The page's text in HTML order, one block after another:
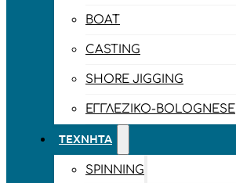
BOAT
CASTING
SHORE JIGGING
ΕΓΓΛΈΖΙΚΟ-BOLOGNESE
ΤΕΧΝΗΤΆ
SPINNING